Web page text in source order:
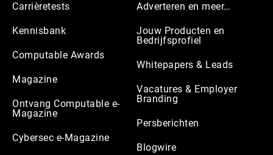
Carrièretests
Kennisbank
Computable Awards
Magazine
Ontvang Computable e-
Magazine
Cybersec e-Magazine
Adverteren en meer…
Jouw Producten en
Bedrijfsprofiel
Whitepapers & Leads
Vacatures & Employer
Branding
Persberichten
Blogwire